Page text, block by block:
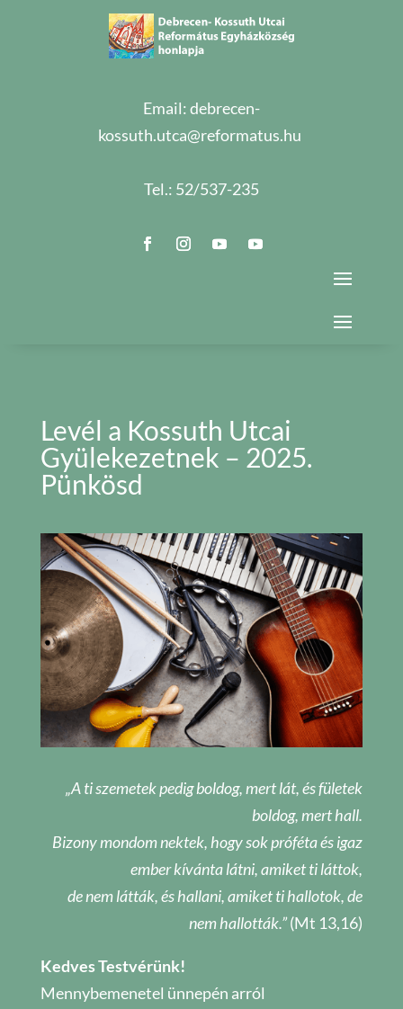
Email:debrecen-
kossuth.utca@reformatus.hu
Tel.: 52/537-235
Levél a Kossuth Utcai
Gyülekezetnek – 2025.
Pünkösd
„A ti szemetek pedig boldog, mert lát, és fületek
boldog, mert hall.
Bizony mondom nektek, hogy sok próféta és igaz
ember kívánta látni, amiket ti láttok,
de nem látták, és hallani, amiket ti hallotok, de
nem hallották.”(Mt 13,16)
Kedves Testvérünk!
Mennybemenetel ünnepén arról